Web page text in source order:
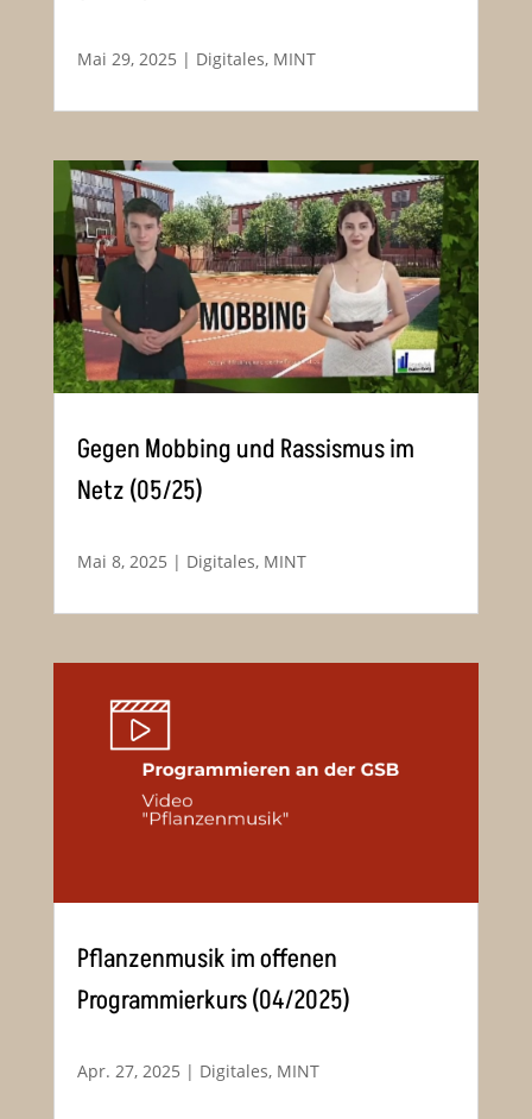
Mai 29, 2025 | Digitales, MINT
Gegen Mobbing und Rassismus im
Netz (05/25)
Mai 8, 2025 | Digitales, MINT
Pflanzenmusik im offenen
Programmierkurs (04/2025)
Apr. 27, 2025 | Digitales, MINT